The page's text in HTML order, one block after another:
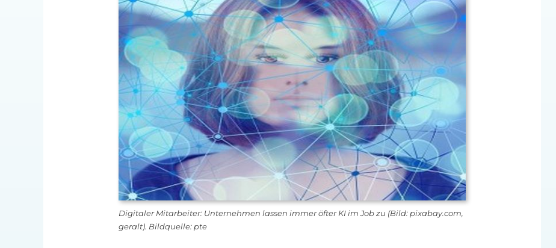
Digitaler Mitarbeiter: Unternehmen lassen immer öfter KI im Job zu (Bild: pixabay.com,
geralt). Bildquelle: pte